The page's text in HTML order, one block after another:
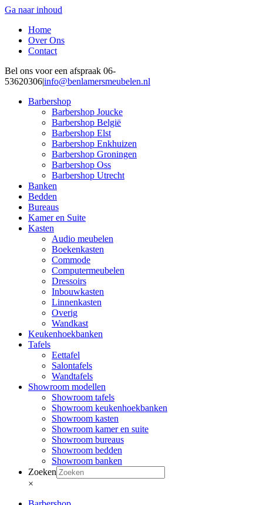
Ga naar inhoud
Home
Over Ons
Contact
Bel ons voor een afspraak 06-
53620306|info@benlamersmeubelen.nl
Barbershop
Barbershop Joucke
Barbershop België
Barbershop Elst
Barbershop Enkhuizen
Barbershop Groningen
Barbershop Oss
Barbershop Utrecht
Banken
Bedden
Bureaus
Kamer en Suite
Kasten
Audio meubelen
Boekenkasten
Commode
Computermeubelen
Dressoirs
Inbouwkasten
Linnenkasten
Overig
Wandkast
Keukenhoekbanken
Tafels
Eettafel
Salontafels
Wandtafels
Showroom modellen
Showroom tafels
Showroom keukenhoekbanken
Showroom kasten
Showroom kamer en suite
Showroom bureaus
Showroom bedden
Showroom banken
Zoeken
×